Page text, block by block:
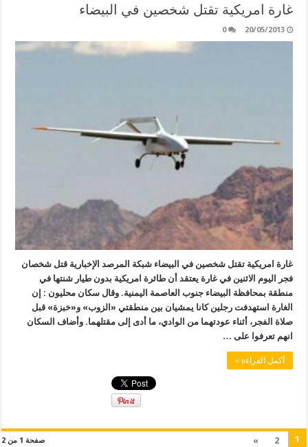
غارة امريكية تقتل شخصين في البيضاء
20/05/2013
0
غارة امريكية تقتل شخصين في البيضاء شبكة المرصد الإخبارية قتل شخصان
فجر اليوم الاثنين في غارة يعتقد أن طائرة امريكية بدون طيار شنتها في
منطقة بمحافظة البيضاء جنوب العاصمة اليمنية. وقال سكان محليون : إن
الغارة استهدفت رجلين كانا يمشيان بين منطقتي «الزوب» و«خبزة» قبل
صلاة الفجر، أثناء عودتهما من الوادي، ما أدى إلى مقتلهما. وأضاف السكان
انهم تعرفوا على …
أكمل القراءة »
صفحة 1 من 2 1
2
»